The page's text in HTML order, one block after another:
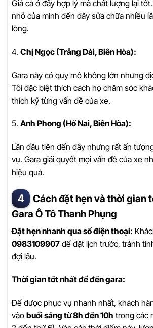
Giá cả ở đây hợp lý mà chất lượng lại
nhỏ của mình đến đây sửa chữa nhiều
lòng.
4. Chị Ngọc (Trảng Dài, Biên Hòa):
Gara này có quy mô không lớn nhưng
Tôi đặc biệt thích cách họ chăm sóc
thích kỹ từng vấn đề của xe.
5. Anh Phong (Hố Nai, Biên Hòa):
Lần đầu tiên đến đây nhưng rất ấn
vụ. Gara giải quyết mọi vấn đề của xe
hiệu quả.
Cách đặt hẹn và thời gian
Gara Ô Tô Thanh Phụng
Đặt hẹn nhanh qua số điện thoại:
0983109907 để đặt lịch trước, tránh
đợi lâu.
Thời gian tốt nhất để đến gara:
Để được phục vụ nhanh nhất, khách
vào buổi sáng từ 8h đến 10h trong các